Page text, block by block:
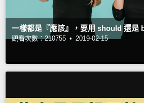
一樣都是『應該』，要用 should 還是
觀看次數：210755 • 2019-02-15